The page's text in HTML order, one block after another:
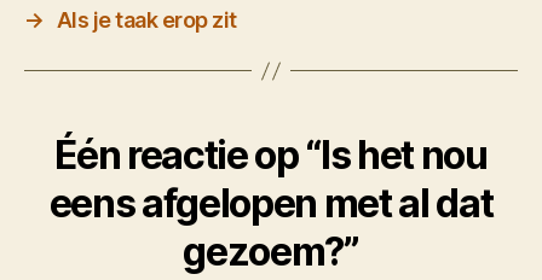
→ Als je taak erop zit
Één reactie op “Is het nou
eens afgelopen met al dat
gezoem?”